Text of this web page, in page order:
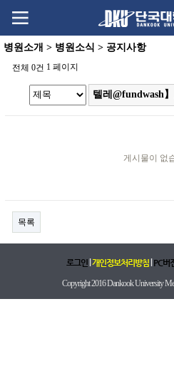
content
menu
병원소개 > 병원소식 > 공지사항
전체 0건 1 페이지
게시물이 없
목록
로그인|개인정보처리방침|PC버
Copyright 2016 Dankook University